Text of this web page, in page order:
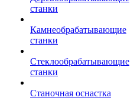
станки
Камнеобрабатывающие
станки
Стеклообрабатывающие
станки
Станочная оснастка